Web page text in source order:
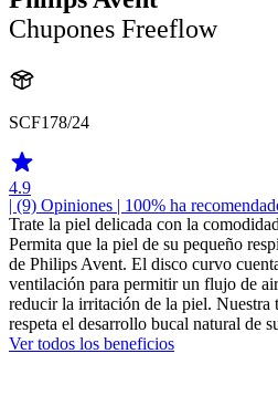
Chupones Freeflow
SCF178/24
4.9
| (9) Opiniones | 100% ha
Trate la piel delicada con la
Permita que la piel de su pequeño
de Philips Avent. El disco curvo
ventilación para permitir un flujo de
reducir la irritación de la piel. Nuestra
respeta el desarrollo bucal natural de
Ver todos los beneficios